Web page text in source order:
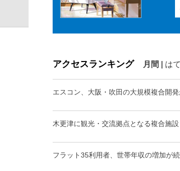
アクセスランキング 月間 は
エスコン、大阪・吹田の大規模複合開
木更津に観光・交流拠点となる複合施設
フラット35利用者、世帯年収の増加が続